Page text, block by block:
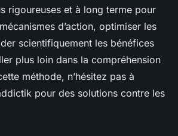
rigoureuses et à long terme pour
d’action, optimiser les
scientifiquement les bénéfices
plus loin dans la compréhension
méthode, n’hésitez pas à
pour des solutions contre les